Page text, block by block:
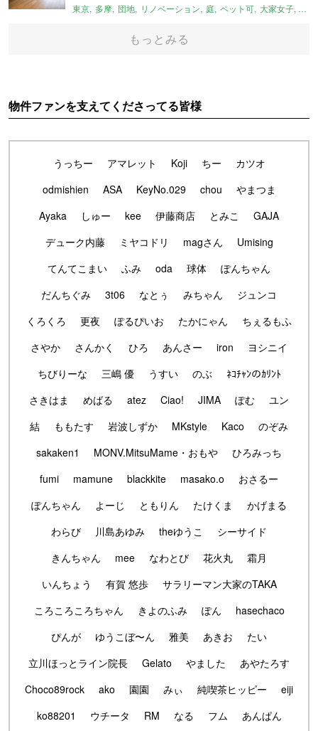
東京 多摩 団地 リノベーション 庭 ペット可 大家女子 団
もっとみる
物件ファンを支えてくださってる皆様
うっちー アマレット Koji ちー
カツオ
odmishien
ASA KeyNo.029 chou
やまつま
Ayaka
しゅー kee 伊藤商店 とみこ
GAJA
デューク内藤
ミヤコドリ magさん
Umising
てんてこまい
ふみ oda 球体
ぽんちゃん
だんちぐみ
3t06 なとぅ みちゃん
ジュンコ
くろくろ
更夜 ぽるぴいお たかにゃん
ちぇるもふ
さやか
さんかく ひろ あんさー iron
ヨシニイ
ちびりーな
三嶋 優 うすい のぶ
ﾈｺﾁｬﾝのｶﾘﾝﾄ
さきはま
めばる atez Ciao! JIMA ぽむ
ユン
結
ももたす 岩波しずか MKstyle Kaco
のぞみ
sakaken1
MONV.MitsuMame・おもや
ひろみっち
fumi
mamune blackkite masako.o
おさるー
ぽんちゃん
よーじ ともりん たけくま
かげまる
わらび
川島あゆみ theゆうこ
シーサイド
きんちゃん
mee なわとび 花火丸
霜月
いんちょう
有賀 悠歩
サラリーマン大家のTAKA
ころころころちゃん
きよのふみ ぽん
hasechaco
ぴんが
ゆうこぼ〜ん 雅美 あきお
たい
立川ほっとライン院長
Gelato やました
あやたろす
Choco89rock
ako 園園 みぃ 純喫茶ヒッピー
eiji
ko88201
ウチータ RM なる フム
あんぱん